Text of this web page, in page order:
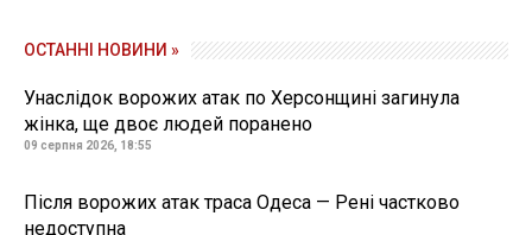
ОСТАННІ НОВИНИ »
Унаслідок ворожих атак по Херсонщині загинула
жінка, ще двоє людей поранено
09 серпня 2026, 18:55
Після ворожих атак траса Одеса — Рені частково
недоступна